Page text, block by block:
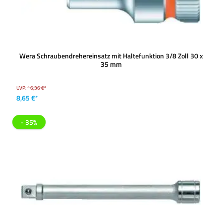
Wera Schraubendrehereinsatz mit Haltefunktion 3/8 Zoll 30 x
35 mm
UVP:16,36 €*
8,65 €*
- 35%